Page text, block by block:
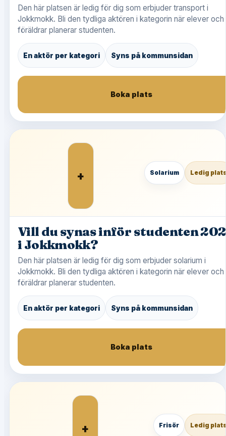
Den här platsen är ledig för dig som erbjuder transport i
Jokkmokk. Bli den tydliga aktören i kategorin när elever och
föräldrar planerar studenten.
En aktör per kategori Syns på kommunsidan
Boka plats
+ Solarium Ledig
Vill du synas inför studenten
i Jokkmokk?
Den här platsen är ledig för dig som erbjuder solarium i
Jokkmokk. Bli den tydliga aktören i kategorin när elever och
föräldrar planerar studenten.
En aktör per kategori Syns på kommunsidan
Boka plats
+ Frisör Ledig